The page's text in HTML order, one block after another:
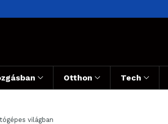
Otthon Tech
világban